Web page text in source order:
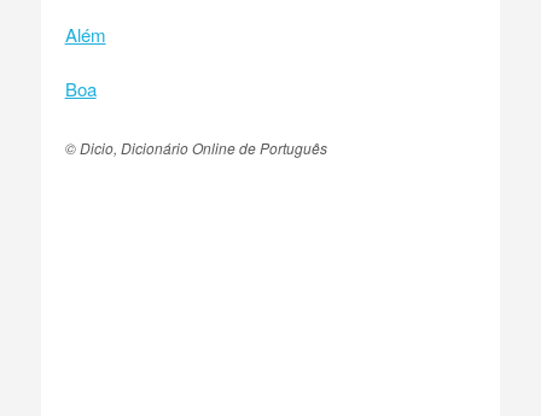
Além
Boa
© Dicio, Dicionário Online de Português